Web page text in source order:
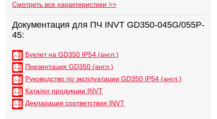
Смотреть все характеристики >>
Документация для ПЧ INVT GD350-045G/055P-
45:
Буклет на GD350 IP54 (англ.)
Презентация GD350 (англ.)
Руководство по эксплуатации GD350 IP54 (англ.)
Каталог продукции INVT
Декларация соответствия INVT